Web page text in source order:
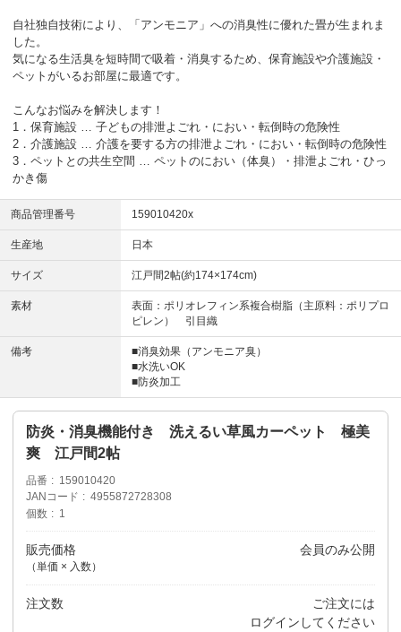
自社独自技術により、「アンモニア」への消臭性に優れた畳が生まれま
した。
気になる生活臭を短時間で吸着・消臭するため、保育施設や介護施設・
ペットがいるお部屋に最適です。
こんなお悩みを解決します！
1．保育施設 … 子どもの排泄よごれ・におい・転倒時の危険性
2．介護施設 … 介護を要する方の排泄よごれ・におい・転倒時の危険性
3．ペットとの共生空間 … ペットのにおい（体臭）・排泄よごれ・ひっ
かき傷
商品管理番号 159010420x
生産地 日本
サイズ 江戸間2帖(約174×174cm)
素材
表面：ポリオレフィン系複合樹脂（主原料：ポリプロ
ピレン） 引目織
備考
■消臭効果（アンモニア臭）
■水洗いOK
■防炎加工
防炎・消臭機能付き 洗えるい草風カーペット 極美
爽 江戸間2帖
品番
159010420
JANコード
4955872728308
個数
1
販売価格
（単価 × 入数）
会員のみ公開
注文数
ご注文には
ログイン してください